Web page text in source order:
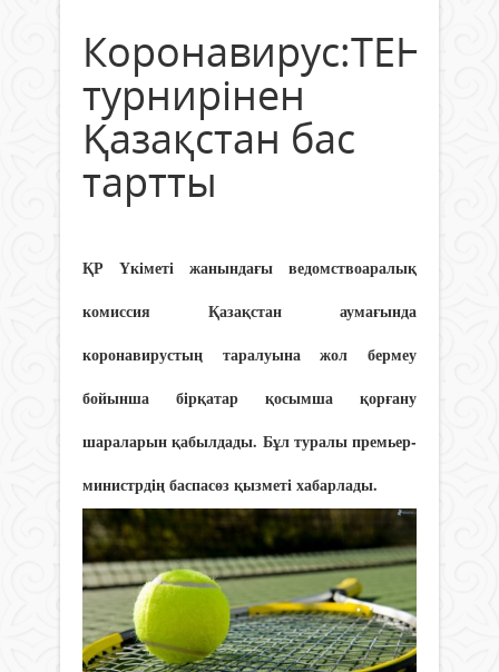
турнирінен
Қазақстан бас
тартты
ҚР Үкіметі жанындағы ведомствоаралық
комиссия Қазақстан аумағында
коронавирустың таралуына жол бермеу
бойынша бірқатар қосымша қорғану
шараларын қабылдады. Бұл туралы премьер-
министрдің баспасөз қызметі хабарлады.